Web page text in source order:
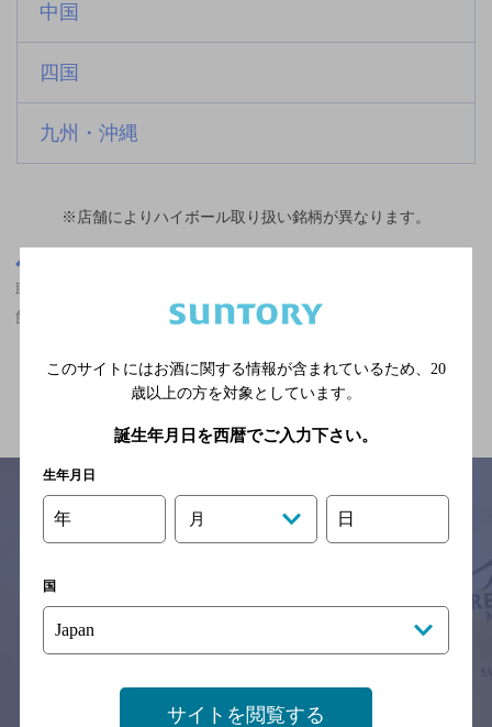
中国
四国
九州・沖縄
※店舗によりハイボール取り扱い銘柄が異なります。
取手駅(茨城県)周辺500m,食べ放題あり,5,000円以上～7,000円未満,
飲み放題ありのお店
関連ページ
※それぞれのお店のメニューや営業時間などの掲載情報については、
予告なしに変更されることがありますので、
念のためお店にご確認の上ご来店くださいますようお願い申し上げま
情報提供：ぐるなび
このサイトにはお酒に関する情報が含まれているため、 20
歳以上の方を対象としています。
誕生年月日を西暦でご入力下さい。
生年月日
年 月 日
国
サイトを閲覧する